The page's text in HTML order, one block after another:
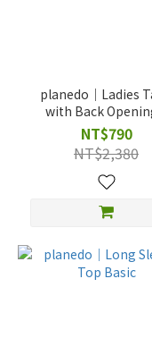
planedo｜Ladies
with Back Opening
Geometric Mix Color
NT$790
NT$2,380